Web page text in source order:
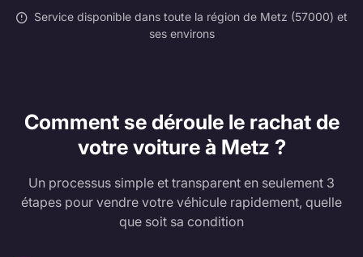
Service disponible dans toute la région de Metz (57000) et
ses environs
Comment se déroule le rachat de
votre voiture à Metz ?
Un processus simple et transparent en seulement 3
étapes pour vendre votre véhicule rapidement, quelle
que soit sa condition